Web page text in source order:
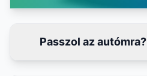
Passzol az autómra?